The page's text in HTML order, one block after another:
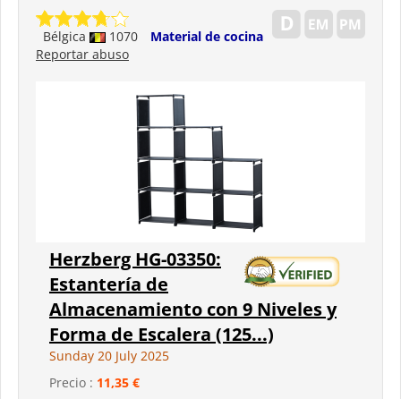
Bélgica 1070
Material de cocina
Reportar abuso
Herzberg HG-03350:
Estantería de
Almacenamiento con 9 Niveles y
Forma de Escalera (125...)
Sunday 20 July 2025
Precio : 11,35 €